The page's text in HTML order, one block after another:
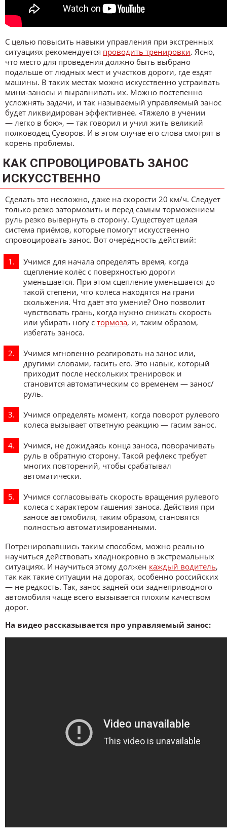
С целью повысить навыки управления при экстренных
ситуациях рекомендуется проводить тренировки. Ясно,
что место для проведения должно быть выбрано
подальше от людных мест и участков дороги, где ездят
машины. В таких местах можно искусственно устраивать
мини-заносы и выравнивать их. Можно постепенно
усложнять задачи, и так называемый управляемый занос
будет ликвидирован эффективнее. «Тяжело в учении
— легко в бою», — так говорил и учил жить великий
полководец Суворов. И в этом случае его слова смотрят в
корень проблемы.
КАК СПРОВОЦИРОВАТЬ ЗАНОС
ИСКУССТВЕННО
Сделать это несложно, даже на скорости 20 км/ч. Следует
только резко затормозить и перед самым торможением
руль резко вывернуть в сторону. Существует целая
система приёмов, которые помогут искусственно
спровоцировать занос. Вот очерёдность действий:
Учимся для начала определять время, когда
сцепление колёс с поверхностью дороги
уменьшается. При этом сцепление уменьшается до
такой степени, что колёса находятся на грани
скольжения. Что даёт это умение? Оно позволит
чувствовать грань, когда нужно снижать скорость
или убирать ногу с тормоза, и, таким образом,
избегать заноса.
Учимся мгновенно реагировать на занос или,
другими словами, гасить его. Это навык, который
приходит после нескольких тренировок и
становится автоматическим со временем — занос/
руль.
Учимся определять момент, когда поворот рулевого
колеса вызывает ответную реакцию — гасим занос.
Учимся, не дожидаясь конца заноса, поворачивать
руль в обратную сторону. Такой рефлекс требует
многих повторений, чтобы срабатывал
автоматически.
Учимся согласовывать скорость вращения рулевого
колеса с характером гашения заноса. Действия при
заносе автомобиля, таким образом, становятся
полностью автоматизированными.
Потренировавшись таким способом, можно реально
научиться действовать хладнокровно в экстремальных
ситуациях. И научиться этому должен каждый водитель,
так как такие ситуации на дорогах, особенно российских
— не редкость. Так, занос задней оси заднеприводного
автомобиля чаще всего вызывается плохим качеством
дорог.
На видео рассказывается про управляемый занос: